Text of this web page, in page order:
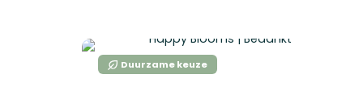
Duurzame keuze